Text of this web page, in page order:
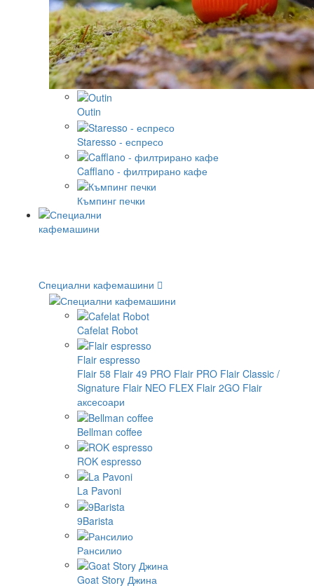
Outin
Staresso - еспресо
Cafflano - филтрирано кафе
Къмпинг печки
Специални кафемашини
Cafelat Robot
Flair espresso
Flair 58 Flair 49 PRO Flair PRO Flair Classic /
Signature Flair NEO FLEX Flair 2GO Flair
аксесоари
Bellman coffee
ROK espresso
La Pavoni
9Barista
Рансилио
Goat Story Джина